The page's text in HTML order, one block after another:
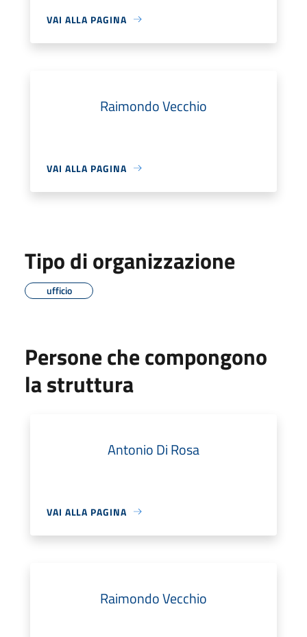
VAI ALLA PAGINA
Raimondo Vecchio
VAI ALLA PAGINA
Tipo di organizzazione
ufficio
Persone che compongono
la struttura
Antonio Di Rosa
VAI ALLA PAGINA
Raimondo Vecchio